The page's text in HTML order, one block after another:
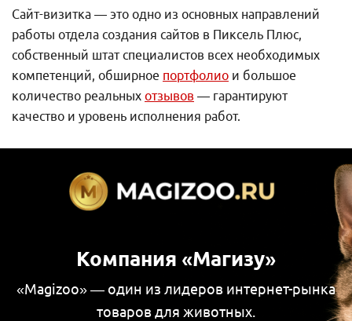
Сайт-визитка — это одно из основных направлений
работы отдела создания сайтов в Пиксель Плюс,
собственный штат специалистов всех необходимых
компетенций, обширное портфолио и большое
количество реальных отзывов — гарантируют
качество и уровень исполнения работ.
Компания «Магизу»
«Magizoo» — один из лидеров интернет-рынка
товаров для животных.